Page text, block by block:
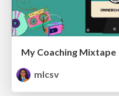
My Coaching Mixtape
mlcsv